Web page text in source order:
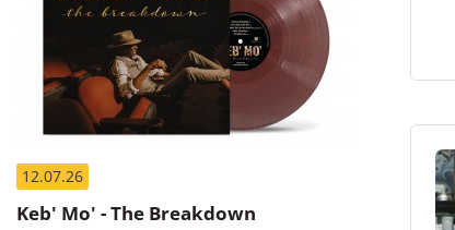
12.07.26
Keb' Mo' - The Breakdown